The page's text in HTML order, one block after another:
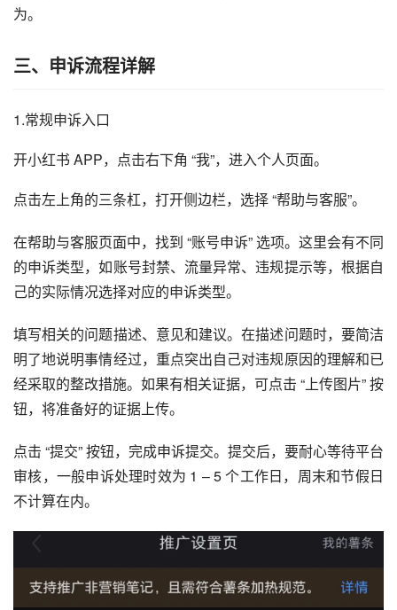
为。
三、申诉流程详解
1.常规申诉入口
开小红书 APP，点击右下角 “我”，进入个人页面。
点击左上角的三条杠，打开侧边栏，选择 “帮助与客服”。
在帮助与客服页面中，找到 “账号申诉” 选项。这里会有不同
的申诉类型，如账号封禁、流量异常、违规提示等，根据自
己的实际情况选择对应的申诉类型。
填写相关的问题描述、意见和建议。在描述问题时，要简洁
明了地说明事情经过，重点突出自己对违规原因的理解和已
经采取的整改措施。如果有相关证据，可点击 “上传图片” 按
钮，将准备好的证据上传。
点击 “提交” 按钮，完成申诉提交。提交后，要耐心等待平台
审核，一般申诉处理时效为 1 – 5 个工作日，周末和节假日
不计算在内。